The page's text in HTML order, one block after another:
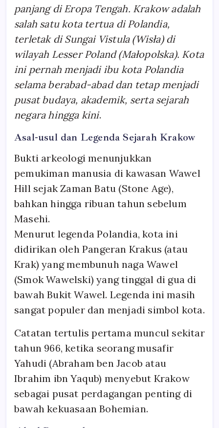
panjang di Eropa Tengah. Krakow adalah
salah satu kota tertua di Polandia,
terletak di Sungai Vistula (Wisła) di
wilayah Lesser Poland (Małopolska). Kota
ini pernah menjadi ibu kota Polandia
selama berabad-abad dan tetap menjadi
pusat budaya, akademik, serta sejarah
negara hingga kini.
Asal-usul dan Legenda Sejarah Krakow
Bukti arkeologi menunjukkan
pemukiman manusia di kawasan Wawel
Hill sejak Zaman Batu (Stone Age),
bahkan hingga ribuan tahun sebelum
Masehi.
Menurut legenda Polandia, kota ini
didirikan oleh Pangeran Krakus (atau
Krak) yang membunuh naga Wawel
(Smok Wawelski) yang tinggal di gua di
bawah Bukit Wawel. Legenda ini masih
sangat populer dan menjadi simbol kota.
Catatan tertulis pertama muncul sekitar
tahun 966, ketika seorang musafir
Yahudi (Abraham ben Jacob atau
Ibrahim ibn Yaqub) menyebut Krakow
sebagai pusat perdagangan penting di
bawah kekuasaan Bohemian.